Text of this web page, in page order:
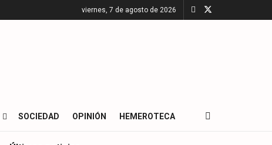
viernes, 7 de agosto de 2026
SOCIEDAD OPINIÓN HEMEROTECA